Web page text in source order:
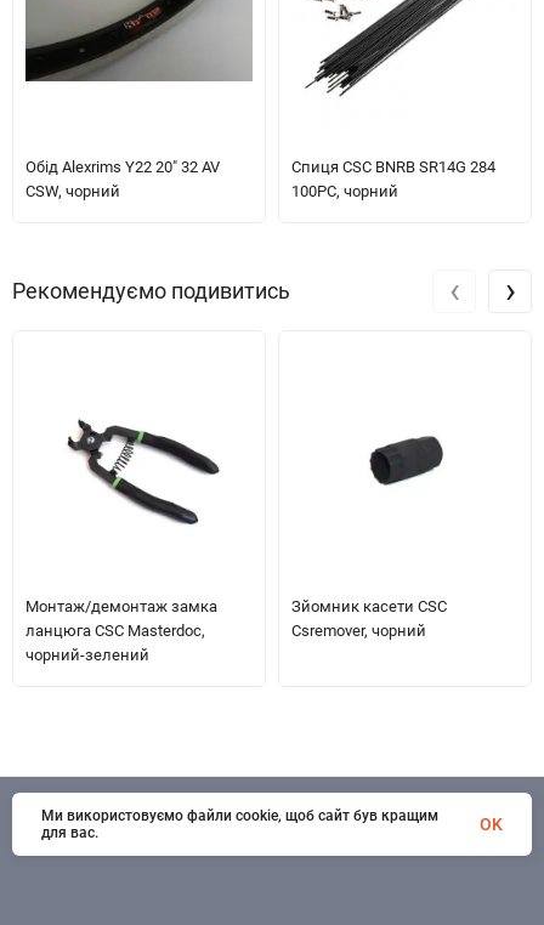
Обід Alexrims Y22 20" 32 AV
CSW, чорний
Спиця CSC BNRB SR14G 284
100PC, чорний
Рекомендуємо подивитись
Монтаж/демонтаж замка
ланцюга CSC Masterdoc,
чорний-зелений
Зйомник касети CSC
Csremover, чорний
‹ ›
© 1998 - 2026 SportSystems. Всі права захищені
Ми використовуємо файли cookie, щоб сайт був кращим
для вас.
OK